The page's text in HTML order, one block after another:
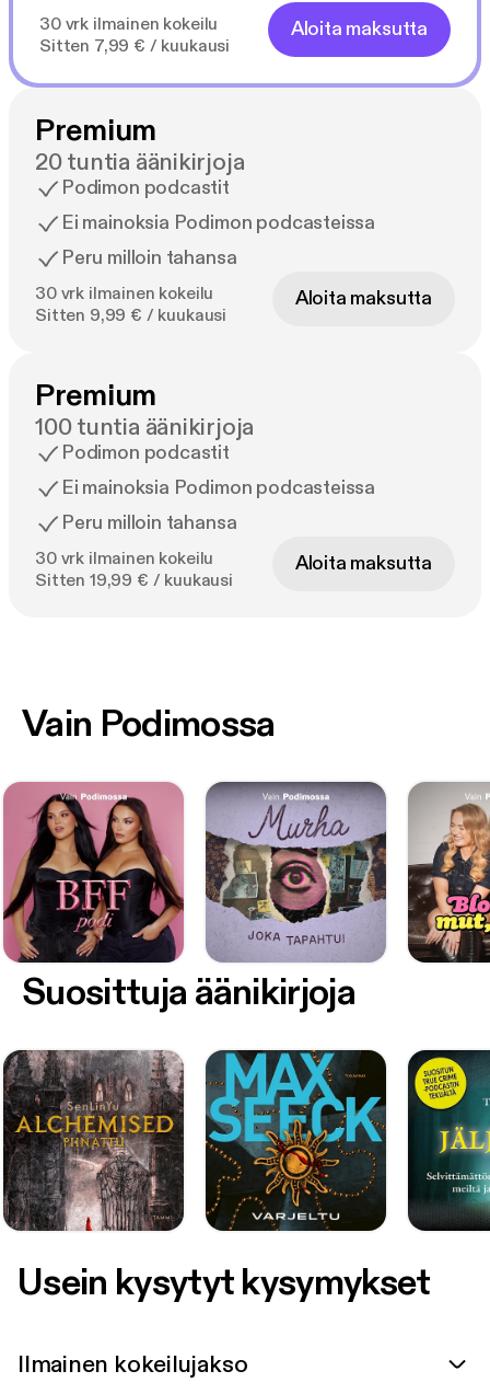
30 vrk ilmainen kokeilu
Sitten 7,99 € / kuukausi
Aloita maksutta
Premium
20 tuntia äänikirjoja
Podimon podcastit
Ei mainoksia Podimon podcasteissa
Peru milloin tahansa
30 vrk ilmainen kokeilu
Sitten 9,99 € / kuukausi
Aloita maksutta
Premium
100 tuntia äänikirjoja
Podimon podcastit
Ei mainoksia Podimon podcasteissa
Peru milloin tahansa
30 vrk ilmainen kokeilu
Sitten 19,99 € / kuukausi
Aloita maksutta
Vain Podimossa
Suosittuja äänikirjoja
Usein kysytyt kysymykset
Ilmainen kokeilujakso